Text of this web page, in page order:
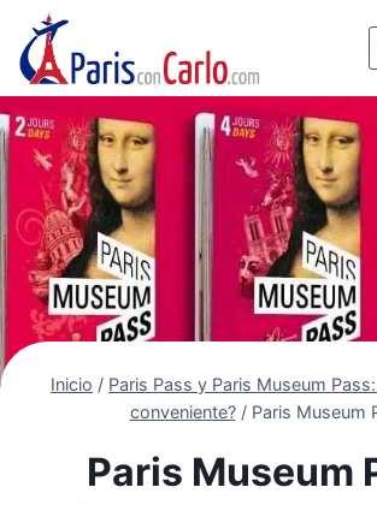
Saltar
contenido
Inicio / Paris Pass y Paris Museum
conveniente? / Paris Museum
Paris Museum